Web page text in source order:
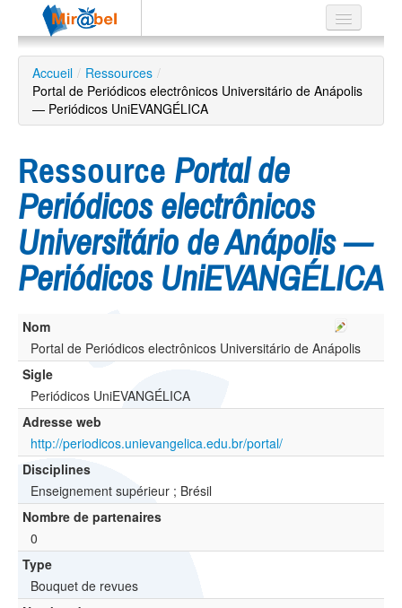
Le réseau
Soutien
Listes
Recherche
avancée
EN
ES
Accueil / Ressources /
Portal de Periódicos electrônicos Universitário de Anápolis
— Periódicos UniEVANGÉLICA
Ressource Portal de
Periódicos electrônicos
Universitário de Anápolis —
Periódicos UniEVANGÉLICA
Nom
Portal de Periódicos electrônicos Universitário de Anápolis
Sigle
Periódicos UniEVANGÉLICA
Adresse web
http://periodicos.unievangelica.edu.br/portal/
Disciplines
Enseignement supérieur ; Brésil
Nombre de partenaires
0
Type
Bouquet de revues